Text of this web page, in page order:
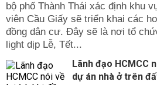
bộ phố Thành Thái xác định khu
viên Cầu Giấy sẽ triển khai các
đồng dân cư. Đây sẽ là nơi tổ
light dịp Lễ, Tết...
Lãnh đạo HCMCC
dự án nhà ở trên